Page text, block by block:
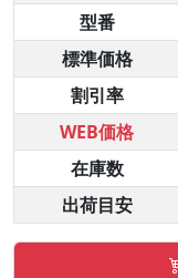
型番
標準価格
割引率
WEB価格
在庫数
出荷目安